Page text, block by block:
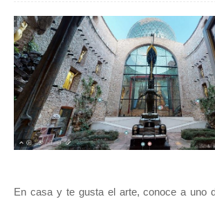
En casa y te gusta el arte, conoce a uno